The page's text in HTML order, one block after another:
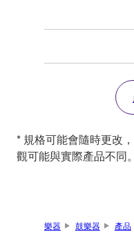
* 規格可能會隨時更改
觀可能與實際產品不同。
樂器 鼓樂器 產品